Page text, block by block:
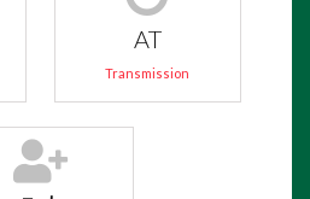
AT
Transmission